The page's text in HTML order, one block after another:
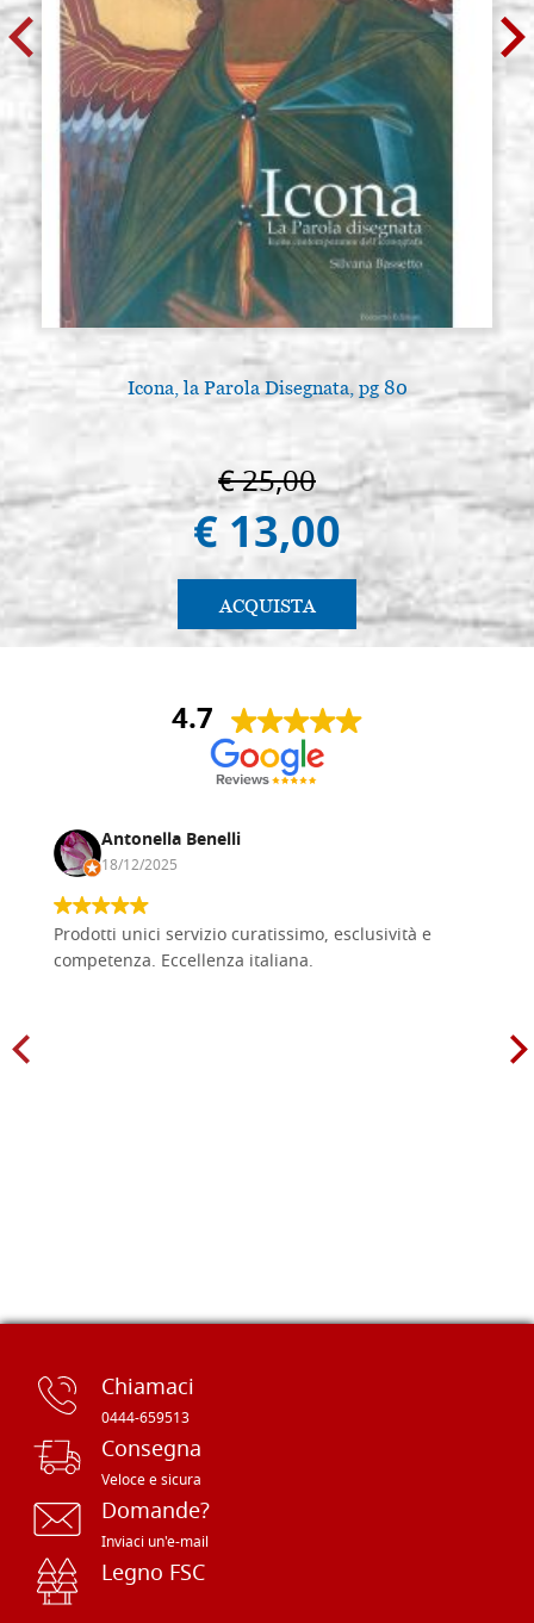
Icona, la Parola Disegnata, pg 80
€ 25,00
€ 13,00
ACQUISTA
4.7
Antonella Benelli
18/12/2025
Prodotti unici servizio curatissimo, esclusività e
competenza. Eccellenza italiana.
Chiamaci
0444-659513
Consegna
Veloce e sicura
Domande?
Inviaci un'e-mail
Legno FSC